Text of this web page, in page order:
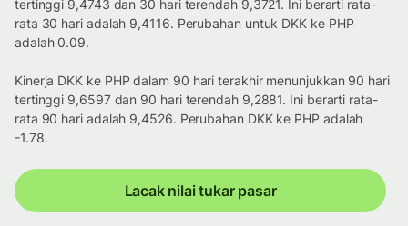
tertinggi 9,4743 dan 30 hari terendah 9,3721. Ini berarti rata-
rata 30 hari adalah 9,4116. Perubahan untuk DKK ke PHP
adalah 0.09.
Kinerja DKK ke PHP dalam 90 hari terakhir menunjukkan 90 hari
tertinggi 9,6597 dan 90 hari terendah 9,2881. Ini berarti rata-
rata 90 hari adalah 9,4526. Perubahan DKK ke PHP adalah
-1.78.
Lacak nilai tukar pasar